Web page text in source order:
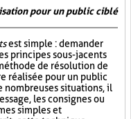
pour un public ciblé
est simple : demander
principes sous-jacents
de résolution de
réalisée pour un public
nombreuses situations, il
les consignes ou
simples et